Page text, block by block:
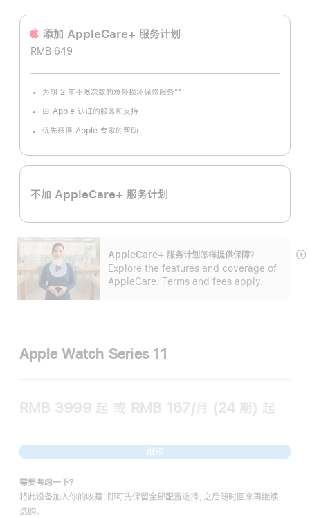
添加 AppleCare+ 服务计‍划
RMB 649
为期 2 年不限次数的意外损坏保修服务
注
**
由 Apple 认证的服务和支持
优先获得 Apple 专家的帮助
不加 AppleCare+ 服务计划
AppleCare+ 服务计划怎样提供保⁠障？
Explore the features and coverage of
AppleCare. Terms and fees apply.
展
Apple Watch Series 11
RMB 3999起 或 RMB 167/月 (24 期) 起
继续
需要考虑一下？
将此设备加入你的收藏，即可先保留全部配置选择，之后随时回来再继续
选购。